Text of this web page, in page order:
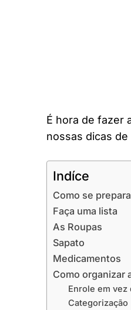
É hora de fazer
nossas dicas
Indíce
Como se
Faça uma lista
As Roupas
Sapato
Medicamentos
Como organizar
Enrole em vez
Categorização